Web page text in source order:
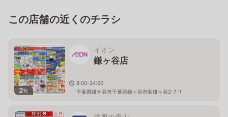
この店舗の近くのチラシ
2枚
イオン
鎌ヶ谷店
8:00-24:00
千葉県鎌ケ谷市千葉県鎌ヶ谷市新鎌ヶ谷2-7-1